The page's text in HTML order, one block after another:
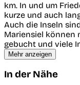
km. In und um
kurze und auch
Auch die Inseln
Mariensiel können
gebucht und viele
Mehr anzeigen
In der Nähe